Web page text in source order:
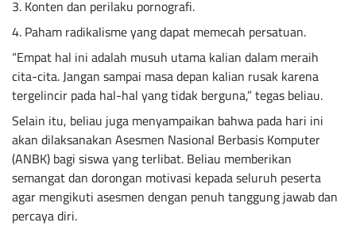
3. Konten dan perilaku pornografi.
4. Paham radikalisme yang dapat memecah persatuan.
“Empat hal ini adalah musuh utama kalian dalam meraih
cita-cita. Jangan sampai masa depan kalian rusak karena
tergelincir pada hal-hal yang tidak berguna,” tegas beliau.
Selain itu, beliau juga menyampaikan bahwa pada hari ini
akan dilaksanakan Asesmen Nasional Berbasis Komputer
(ANBK) bagi siswa yang terlibat. Beliau memberikan
semangat dan dorongan motivasi kepada seluruh peserta
agar mengikuti asesmen dengan penuh tanggung jawab dan
percaya diri.